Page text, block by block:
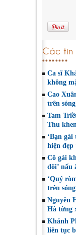
Các tin
Ca sĩ
không
Cao
trên
Tam
Thu
‘Bạn
hiện đẹp
Cô gái
dõi’ nấu
‘Quý
trên
Nguyễn
Hà từng
Khánh
liên tục